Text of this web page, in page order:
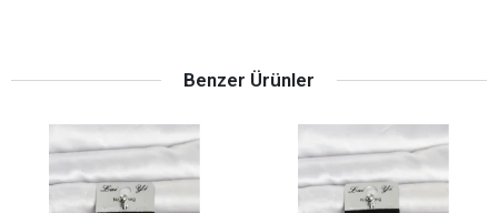
Benzer Ürünler